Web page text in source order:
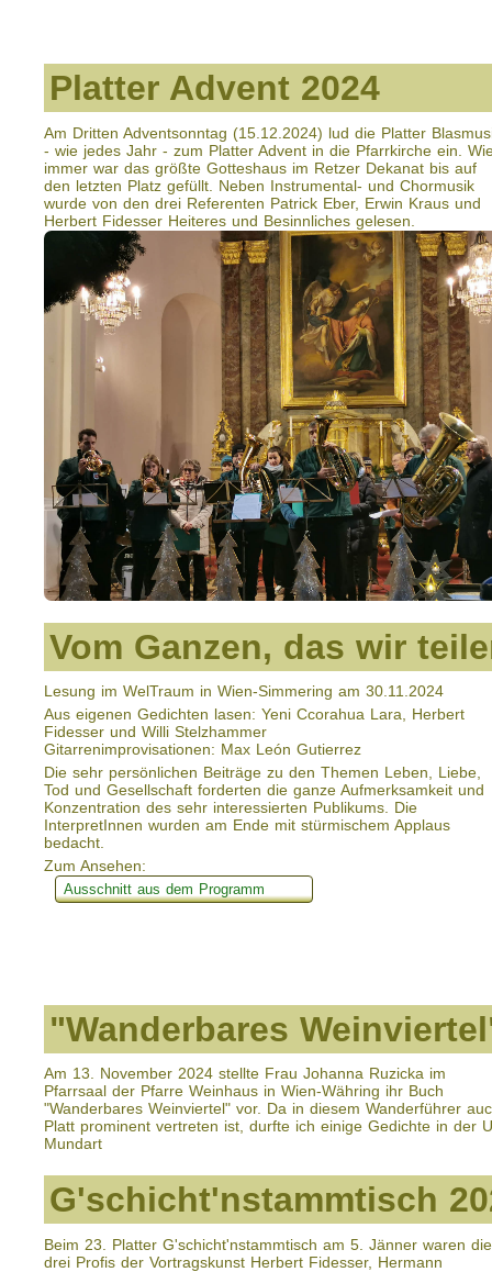
Platter Advent 2024
Am Dritten Adventsonntag (15.12.2024) lud die Platter
- wie jedes Jahr - zum Platter Advent in die Pfarrkirche ein.
immer war das größte Gotteshaus im Retzer Dekanat bis auf
den letzten Platz gefüllt. Neben Instrumental- und Chormusik
wurde von den drei Referenten Patrick Eber, Erwin Kraus und
Herbert Fidesser Heiteres und Besinnliches gelesen.
Vom Ganzen, das wir
Lesung im WelTraum in Wien-Simmering am 30.11.2024
Aus eigenen Gedichten lasen: Yeni Ccorahua Lara, Herbert
Fidesser und Willi Stelzhammer
Gitarrenimprovisationen: Max León Gutierrez
Die sehr persönlichen Beiträge zu den Themen Leben, Liebe,
Tod und Gesellschaft forderten die ganze Aufmerksamkeit und
Konzentration des sehr interessierten Publikums. Die
InterpretInnen wurden am Ende mit stürmischem Applaus
bedacht.
Zum Ansehen:
Ausschnitt aus dem Programm
"Wanderbares
Am 13. November 2024 stellte Frau Johanna Ruzicka im
Pfarrsaal der Pfarre Weinhaus in Wien-Währing ihr Buch
"Wanderbares Weinviertel" vor. Da in diesem Wanderführer
Platt prominent vertreten ist, durfte ich einige Gedichte in der
Mundart
G'schicht'nstammtisch
Beim 23. Platter G'schicht'nstammtisch am 5. Jänner waren die
drei Profis der Vortragskunst Herbert Fidesser, Hermann